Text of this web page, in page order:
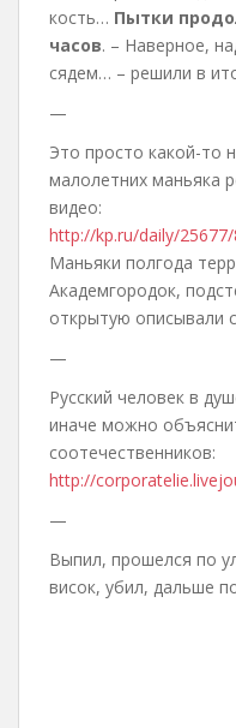
кость… Пытки
часов. – Наверное,
сядем… – решили в
—
Это просто какой-то
малолетних маньяка
видео:
http://kp.ru/daily/
Маньяки полгода
Академгородок,
открытую описывали
—
Русский человек в
иначе можно
соотечественников:
http://
—
Выпил, прошелся по
висок, убил, дальше